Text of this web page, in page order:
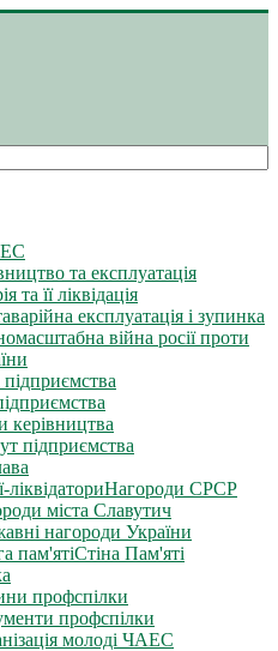
та експлуатація
та її ліквідація
експлуатація і зупинка
війна росії проти
керівництва
підприємства
ліквідаториНагороди СРСР
міста Славутич
нагороди України
пам'ятіСтіна Пам'яті
профспілки
профспілки
молоді ЧАЕС